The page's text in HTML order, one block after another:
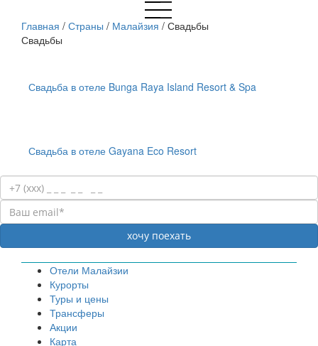
Главная / Страны / Малайзия / Свадьбы
Свадьбы
Свадьба в отеле Bunga Raya Island Resort & Spa
Свадьба в отеле Gayana Eco Resort
Отели Малайзии
Курорты
Туры и цены
Трансферы
Акции
Карта